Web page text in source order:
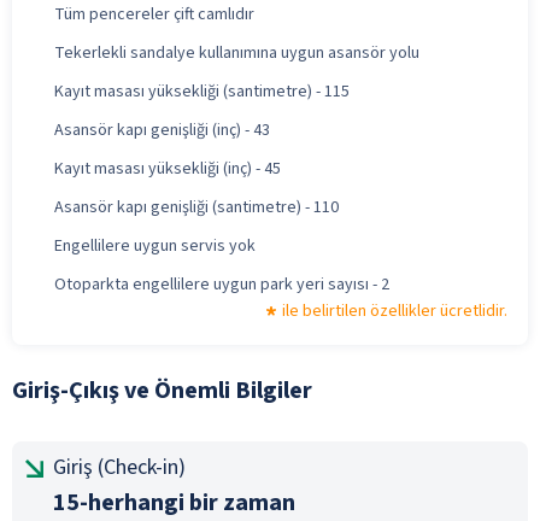
Tüm pencereler çift camlıdır
Tekerlekli sandalye kullanımına uygun asansör yolu
Kayıt masası yüksekliği (santimetre) - 115
Asansör kapı genişliği (inç) - 43
Kayıt masası yüksekliği (inç) - 45
Asansör kapı genişliği (santimetre) - 110
Engellilere uygun servis yok
Otoparkta engellilere uygun park yeri sayısı - 2
ile belirtilen özellikler ücretlidir.
Giriş-Çıkış ve Önemli Bilgiler
Giriş (Check-in)
15-herhangi bir zaman